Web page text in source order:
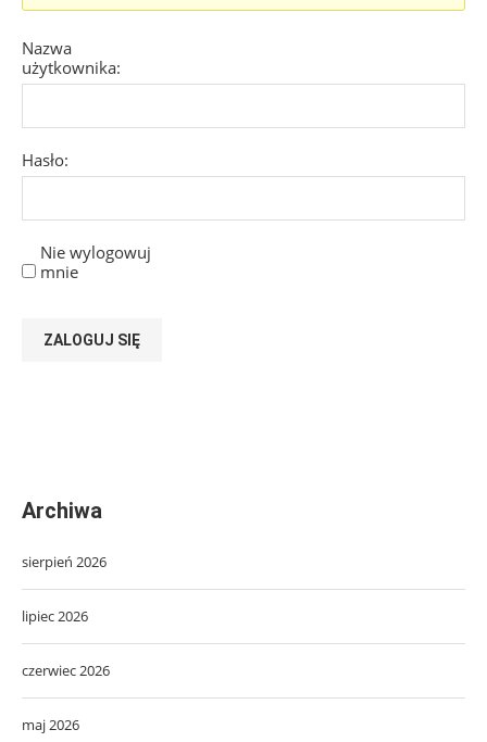
Nazwa
użytkownika:
Hasło:
Nie wylogowuj
mnie
ZALOGUJ SIĘ
Archiwa
sierpień 2026
lipiec 2026
czerwiec 2026
maj 2026